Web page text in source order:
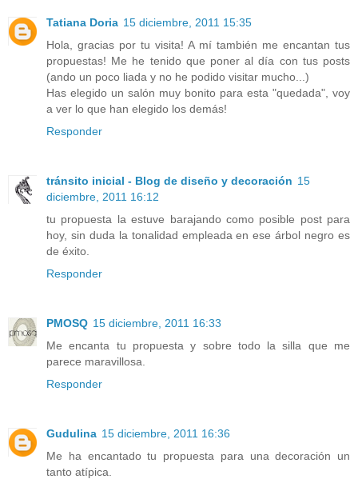
Tatiana Doria 15 diciembre, 2011 15:35
Hola, gracias por tu visita! A mí también me encantan tus
propuestas! Me he tenido que poner al día con tus posts
(ando un poco liada y no he podido visitar mucho...)
Has elegido un salón muy bonito para esta "quedada", voy
a ver lo que han elegido los demás!
Responder
tránsito inicial - Blog de diseño y decoración 15
diciembre, 2011 16:12
tu propuesta la estuve barajando como posible post para
hoy, sin duda la tonalidad empleada en ese árbol negro es
de éxito.
Responder
PMOSQ 15 diciembre, 2011 16:33
Me encanta tu propuesta y sobre todo la silla que me
parece maravillosa.
Responder
Gudulina 15 diciembre, 2011 16:36
Me ha encantado tu propuesta para una decoración un
tanto atípica.